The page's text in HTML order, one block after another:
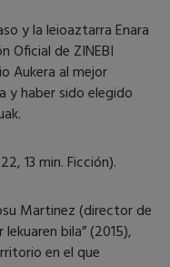
y la leioaztarra Enara
Oficial de ZINEBI
Aukera al mejor
y haber sido elegido
13 min. Ficción).
Martinez (director de
bila” (2015),
en el que